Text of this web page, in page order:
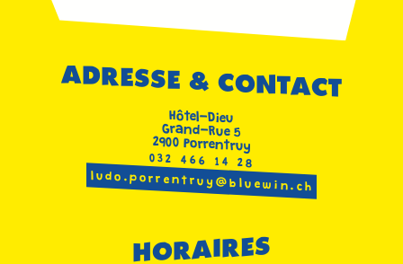
ADRESSE & CONTACT
Hôtel-Dieu
Grand-Rue 5
2900 Porrentruy
032 466 14 28
ludo.porrentruy@bluewin.ch
HORAIRES